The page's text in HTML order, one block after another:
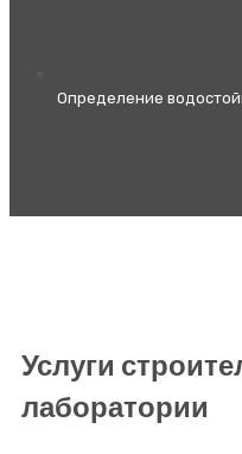
Определение
Услуги
лаборатории